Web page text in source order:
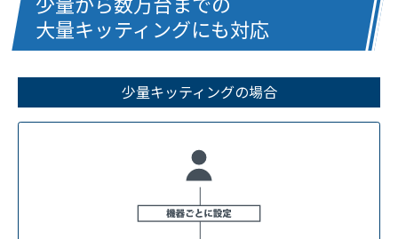
大量キッティングにも対応
少量キッティングの場合